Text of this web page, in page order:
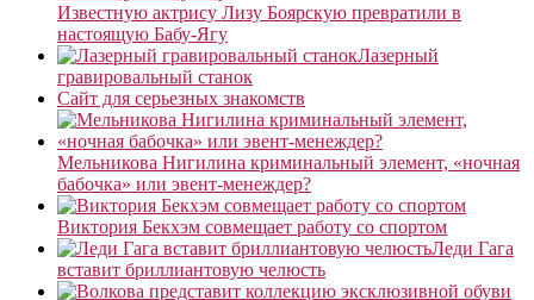
Известную актрису Лизу Боярскую превратили в
настоящую Бабу-Ягу
Лазерный
гравировальный станок
Сайт для серьезных знакомств
Мельникова Нигилина криминальный элемент, «ночная
бабочка» или эвент-менеждер?
Виктория Бекхэм совмещает работу со спортом
Леди Гага
вставит бриллиантовую челюсть